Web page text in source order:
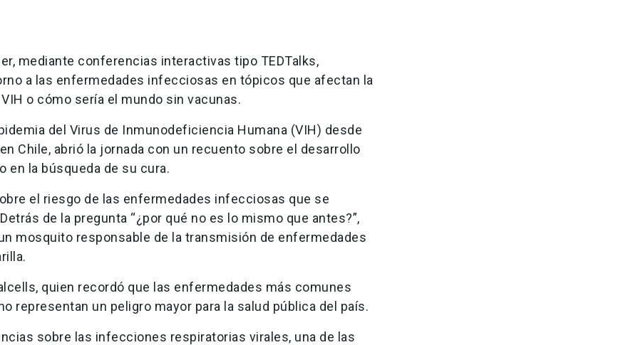
mediante conferencias interactivas tipo TEDTalks,
a las enfermedades infecciosas en tópicos que afectan la
o cómo sería el mundo sin vacunas.
del Virus de Inmunodeficiencia Humana (VIH) desde
Chile, abrió la jornada con un recuento sobre el desarrollo
en la búsqueda de su cura.
el riesgo de las enfermedades infecciosas que se
de la pregunta “¿por qué no es lo mismo que antes?”,
mosquito responsable de la transmisión de enfermedades
quien recordó que las enfermedades más comunes
representan un peligro mayor para la salud pública del país.
sobre las infecciones respiratorias virales, una de las